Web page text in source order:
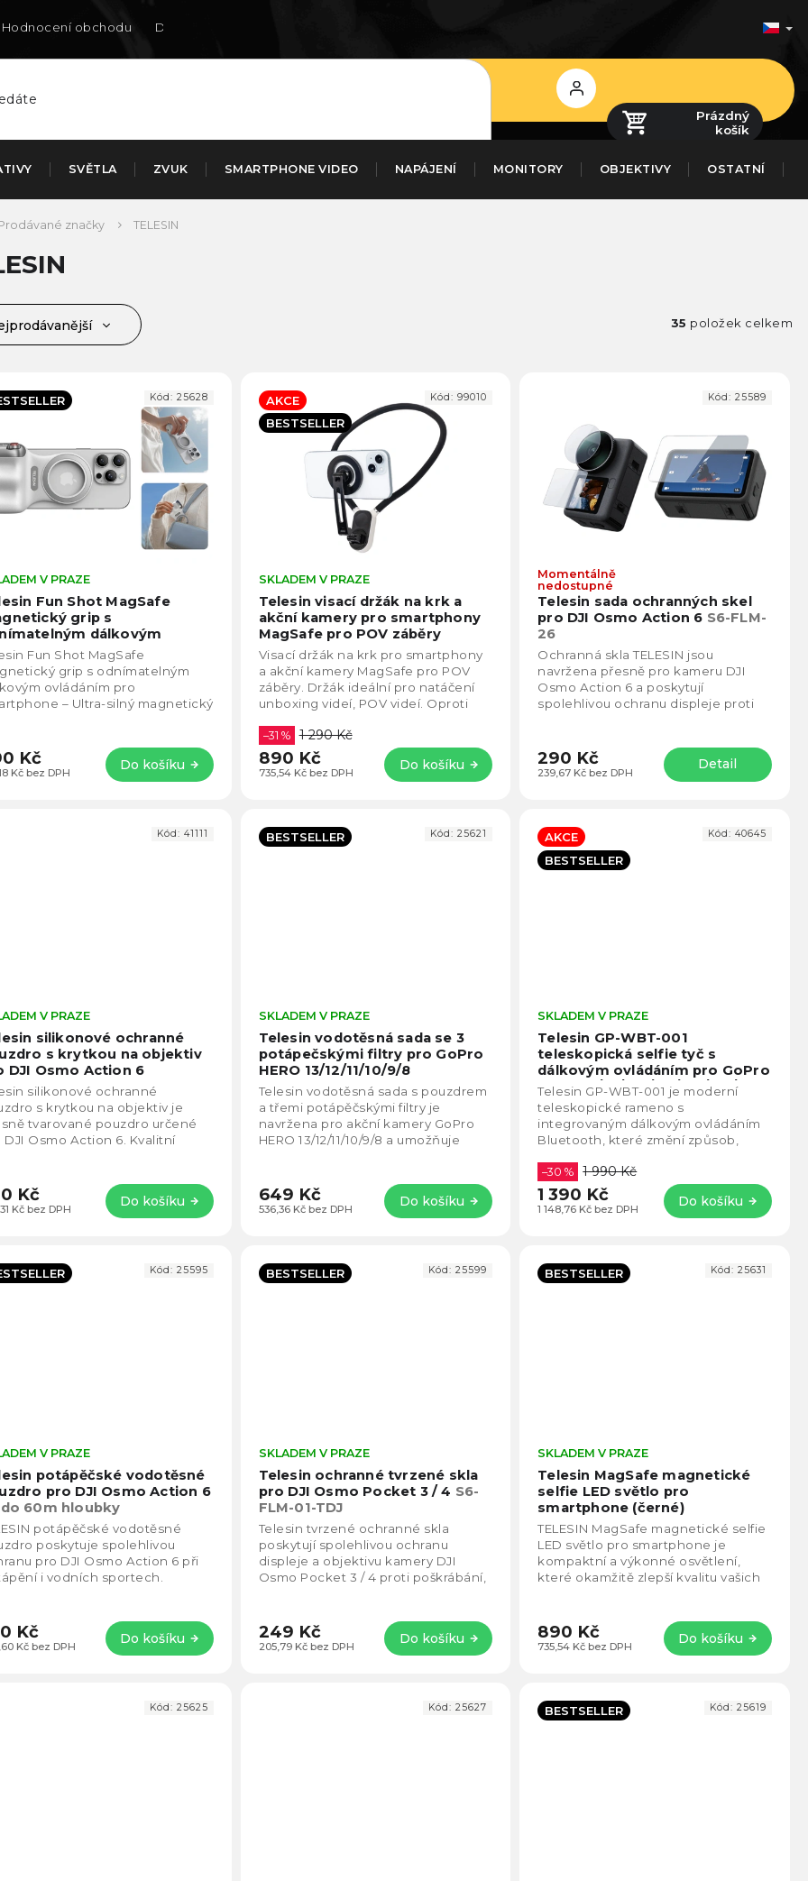
Hodnocení obchodu Doručení na SK
Přihlášení
Prázdný
košík
SVĚTLA ZVUK SMARTPHONE VIDEO NAPÁJENÍ MONITORY OBJEKTIVY OSTATNÍ
značky TELESIN
35 položek celkem
Fun Shot MagSafe
grip s
dálkovým
pro smartphone
Průměrné
hodnocení
produktu
hvězdiček.
V PRAZE
Kč bez DPH
Kč Do košíku
Fun Shot MagSafe
grip s odnímatelným
ovládáním pro
– Ultra-silný magnetický
Kód: 25628
AKCE
BESTSELLER
Telesin visací držák na krk a
akční kamery pro smartphony
MagSafe pro POV záběry
Průměrné
hodnocení
produktu
hvězdiček.
SKLADEM V PRAZE
735,54 Kč bez DPH
–31 % 1 290 Kč
890 Kč Do košíku
Visací držák na krk pro smartphony
a akční kamery MagSafe pro POV
záběry. Držák ideální pro natáčení
unboxing videí, POV videí. Oproti
na...
Kód:99010
Telesin sada ochranných skel
pro DJI Osmo Action 6 S6-FLM-
26
Momentálně
nedostupné
239,67 Kč bez DPH
290 Kč Detail
Ochranná skla TELESIN jsou
navržena přesně pro kameru DJI
Osmo Action 6 a poskytují
spolehlivou ochranu displeje proti
Kód: 25589
silikonové ochranné
s krytkou na objektiv
DJI Osmo Action 6
Průměrné
hodnocení
produktu
hvězdiček.
V PRAZE
Kč bez DPH
Kč Do košíku
silikonové ochranné
s krytkou na objektiv je
tvarované pouzdro určené
DJI Osmo Action 6. Kvalitní
Kód: 41111 BESTSELLER
Telesin vodotěsná sada se 3
potápečskými filtry pro GoPro
HERO 13/12/11/10/9/8
Průměrné
hodnocení
produktu
hvězdiček.
SKLADEM V PRAZE
536,36 Kč bez DPH
649 Kč Do košíku
Telesin vodotěsná sada s pouzdrem
a třemi potápěčskými filtry je
navržena pro akční kamery GoPro
HERO 13/12/11/10/9/8 a umožňuje
Kód:25621
AKCE
BESTSELLER
Telesin GP-WBT-001
teleskopická selfie tyč s
dálkovým ovládáním pro GoPro
HERO 8 / 9 / 10 / 11 / 12 / 13 / Max
SKLADEM V PRAZE
1 148,76 Kč bez DPH
–30 % 1 990 Kč
1 390 Kč Do košíku
Telesin GP-WBT-001 je moderní
teleskopické rameno s
integrovaným dálkovým ovládáním
Bluetooth, které změní způsob,
povrchu. Jedná se o první...
Kód: 40645
potápěčské vodotěsné
pro DJI Osmo Action 6
do 60m hloubky
Průměrné
hodnocení
produktu
hvězdiček.
V PRAZE
Kč bez DPH
Kč Do košíku
potápěčské vodotěsné
poskytuje spolehlivou
pro DJI Osmo Action 6 při
i vodních sportech.
Kód: 25595 BESTSELLER
Telesin ochranné tvrzené skla
pro DJI Osmo Pocket 3 / 4 S6-
FLM-01-TDJ
Průměrné
hodnocení
produktu
hvězdiček.
SKLADEM V PRAZE
205,79 Kč bez DPH
249 Kč Do košíku
Telesin tvrzené ochranné skla
poskytují spolehlivou ochranu
displeje a objektivu kamery DJI
Osmo Pocket 3 / 4 proti poškrábání,
Kód:25599 BESTSELLER
Telesin MagSafe magnetické
selfie LED světlo pro
smartphone (černé)
SKLADEM V PRAZE
735,54 Kč bez DPH
890 Kč Do košíku
TELESIN MagSafe magnetické selfie
LED světlo pro smartphone je
kompaktní a výkonné osvětlení,
které okamžitě zlepší kvalitu vašich
Kód: 25631
Kód: 25625 Kód:25627 BESTSELLER Kód: 25619